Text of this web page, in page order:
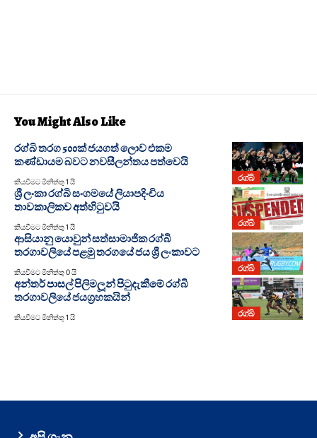
You Might Also Like
රග්බි
රග්බි තරග 500ක් ජයගත් ලොව එකම
කණ්ඩායම බවට නවසීලන්තය පත්වෙයි
කියවීමට මිනිත්තු 1 යි
රග්බි
ශ්‍රී ලංකා රග්බි සංගමයේ ලියාපදිංචිය
තාවකාලිකව අත්හිටුවයි
කියවීමට මිනිත්තු 1 යි
රග්බි
ආසියානු යොවුන් සත්සාමාජික රග්බි
තරගාවලියේ පළමු තරගයේ ජය ශ්‍රී ලංකාවට
කියවීමට මිනිත්තු 0 යි
රග්බි
අන්තර් පාසල් පිලිමලූන් පිටුදැකීමේ රග්බි
තරගාවලියේ ජයග්‍රහකයින්
කියවීමට මිනිත්තු 1 යි